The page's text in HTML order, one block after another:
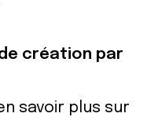
création par
savoir plus sur